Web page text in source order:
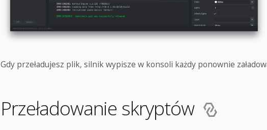
Gdy przeładujesz plik, silnik wypisze w konsoli każdy ponownie
Przeładowanie skryptów